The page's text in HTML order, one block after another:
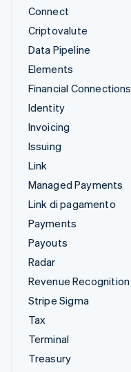
Connect
Criptovalute
Data Pipeline
Elements
Financial Connections
Identity
Invoicing
Issuing
Link
Managed Payments
Link di pagamento
Payments
Payouts
Radar
Revenue Recognition
Stripe Sigma
Tax
Terminal
Treasury